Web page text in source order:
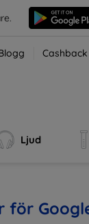
Cashback
Ljud